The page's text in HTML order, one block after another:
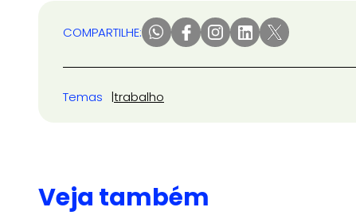
COMPARTILHE:
Temas trabalho
Veja também